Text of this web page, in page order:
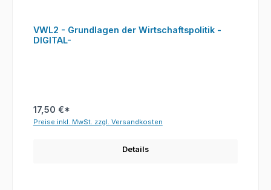
VWL2 - Grundlagen der Wirtschaftspolitik -
DIGITAL-
17,50 €*
Preise inkl. MwSt. zzgl. Versandkosten
Details